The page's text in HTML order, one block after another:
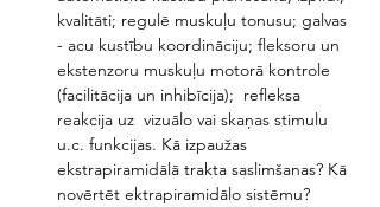
kvalitāti; regulē muskuļu tonusu; galvas
- acu kustību koordināciju; fleksoru un
ekstenzoru muskuļu motorā kontrole
(facilitācija un inhibīcija);  refleksa
reakcija uz  vizuālo vai skaņas stimulu
u.c. funkcijas. Kā izpaužas
ekstrapiramidālā trakta saslimšanas? Kā
novērtēt ektrapiramidālo sistēmu?